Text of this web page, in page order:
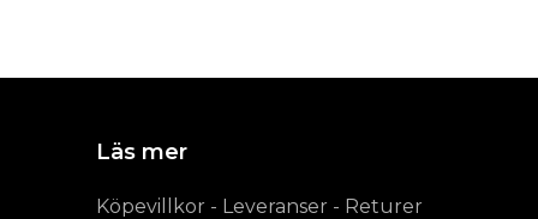
Läs mer
Köpevillkor - Leveranser - Returer